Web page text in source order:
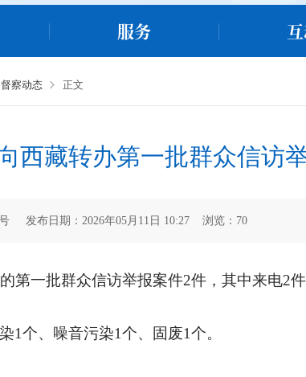
服务
督察动态 正文
西藏转办第一批群众信访
发布日期：2026年05月11日 10:27 浏览： 70
第一批群众信访举报案件2件，其中来电2
1个、噪音污染1个、固废1个。